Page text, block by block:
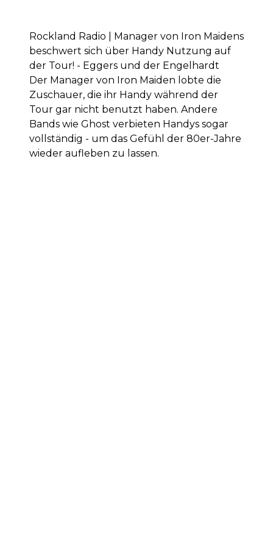
Rockland Radio | Manager von Iron Maidens
beschwert sich über Handy Nutzung auf
der Tour! - Eggers und der Engelhardt
Der Manager von Iron Maiden lobte die
Zuschauer, die ihr Handy während der
Tour gar nicht benutzt haben. Andere
Bands wie Ghost verbieten Handys sogar
vollständig - um das Gefühl der 80er-Jahre
wieder aufleben zu lassen.